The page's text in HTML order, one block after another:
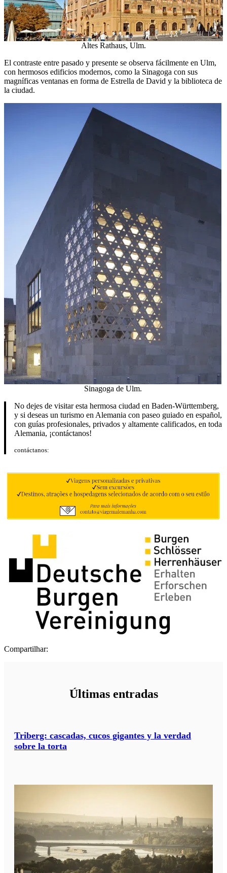
Altes Rathaus, Ulm.
El contraste entre pasado y presente se observa fácilmente en Ulm,
con hermosos edificios modernos, como la Sinagoga con sus
magníficas ventanas en forma de Estrella de David y la biblioteca de
la ciudad.
Sinagoga de Ulm.
No dejes de visitar esta hermosa ciudad en Baden-Württemberg,
y si deseas un turismo en Alemania con paseo guiado en español,
con guías profesionales, privados y altamente calificados, en toda
Alemania, ¡contáctanos!
contáctanos:
Compartilhar:
Últimas entradas
Triberg: cascadas, cucos gigantes y la verdad
sobre la torta